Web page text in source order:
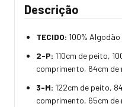
Descrição
TECIDO: 100% Algodão
2-P: 110cm de peito,
comprimento, 64cm de
3-M: 122cm de peito,
comprimento, 65cm de